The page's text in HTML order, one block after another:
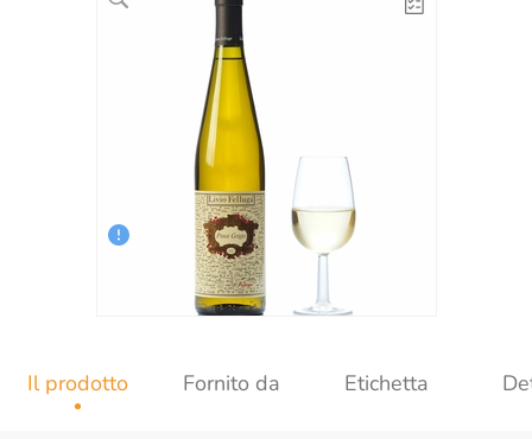
Il prodotto Fornito da Etichetta